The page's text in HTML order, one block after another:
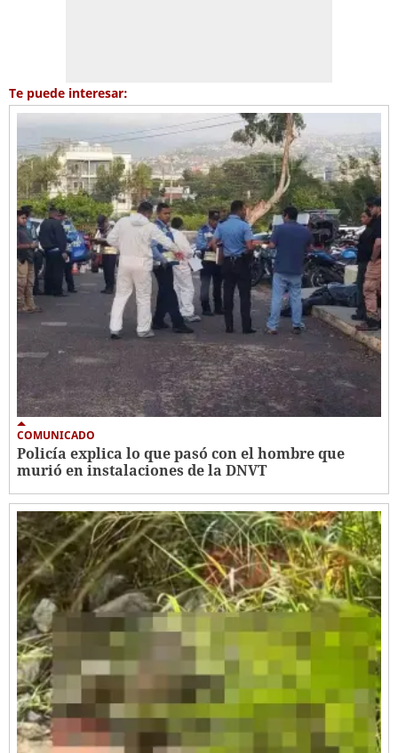
Te puede interesar:
COMUNICADO
Policía explica lo que pasó con el hombre que
murió en instalaciones de la DNVT